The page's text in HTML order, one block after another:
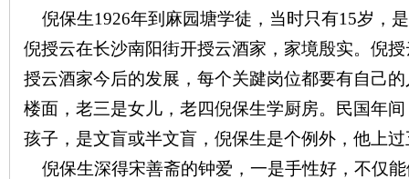
倪保生1926年到麻园塘学徒，当时只有15岁，
倪授云在长沙南阳街开授云酒家，家境殷实。倪
授云酒家今后的发展，每个关踺岗位都要有自己
楼面，老三是女儿，老四倪保生学厨房。民国年
孩子，是文盲或半文盲，倪保生是个例外，他上
倪保生深得宋善斋的钟爱，一是手性好，不仅